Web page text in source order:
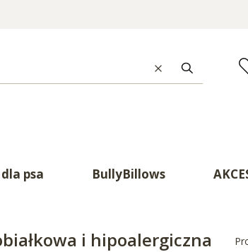
WyczyśćSzukaj
psa BullyBillows
i hipoalergiczna